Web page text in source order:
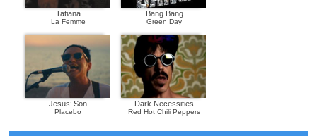
Tatiana
La Femme
Bang Bang
Green Day
Jesus’ Son
Placebo
Dark Necessities
Red Hot Chili Peppers